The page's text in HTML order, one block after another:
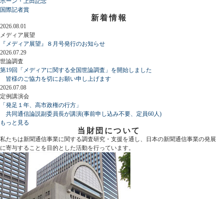
国際記者賞
新着情報
2026.08.01
メディア展望
『メディア展望』８月号発行のお知らせ
2026.07.29
世論調査
第19回「メディアに関する全国世論調査」を開始しました
皆様のご協力を切にお願い申し上げます
2026.07.08
定例講演会
「発足１年、高市政権の行方」
共同通信論説副委員長が講演(事前申し込み不要、定員60人)
もっと見る
当財団について
私たちは新聞通信事業に関する調査研究・支援を通し、日本の新聞通信事業の発展
に寄与することを目的とした活動を行っています。